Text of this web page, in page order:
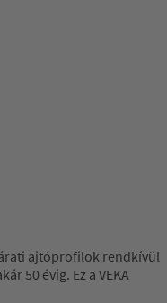
ajtóprofilok rendkívül
50 évig. Ez a VEKA